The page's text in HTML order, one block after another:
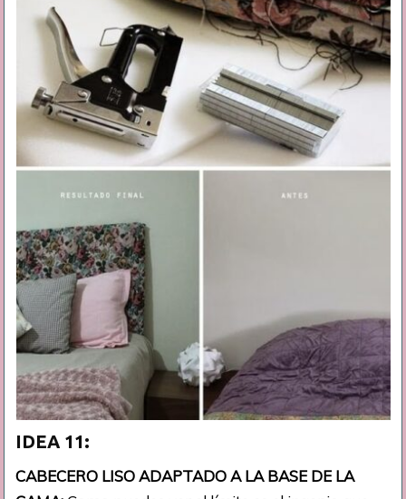
IDEA 11:
CABECERO LISO ADAPTADO A LA BASE DE LA